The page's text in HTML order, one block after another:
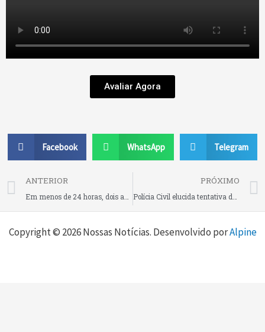
Avaliar Agora
Facebook WhatsApp Telegram
Prev
ANTERIOR
Em menos de 24 horas, dois acidentes na BR 280 em Rio Negrinho
PRÓXIMO
Polícia Civil elucida tentativa de homicídio
Copyright © 2026 Nossas Notícias. Desenvolvido porAlpine